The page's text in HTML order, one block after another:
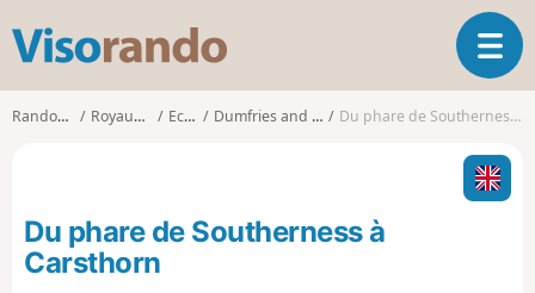
s
o
o
O
u
i
r
l
Randonnées Royaume-Uni Ecosse Dumfries and Galloway Du phare de Southerness à Carsthorn
Du phare de Southerness à
Carsthorn